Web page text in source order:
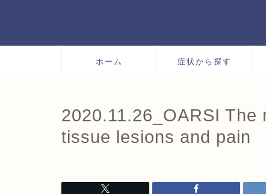
ホーム 症状から探す
2020.11.26_OARSI
tissue lesions and pain